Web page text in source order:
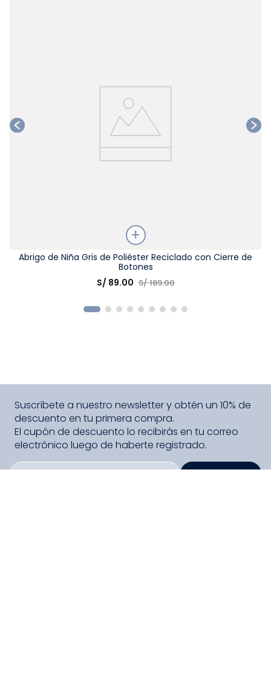
Talla
Abrigo de Niña Gris de Poliéster Reciclado con Cierre de
Botones
S/ 89.00 S/189.00
Suscríbete a nuestro newsletter y obtén un 10% de
descuento en tu primera compra.
El cupón de descuento lo recibirás en tu correo
electrónico luego de haberte registrado.
SUSCRIBIRME